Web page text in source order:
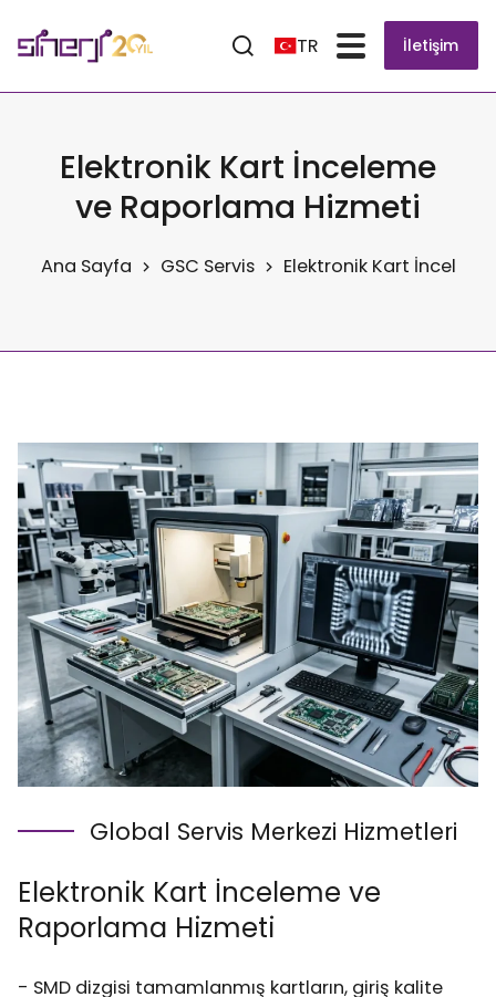
TR İletişim
Elektronik Kart İnceleme
ve Raporlama Hizmeti
Ana Sayfa GSC Servis Elektronik Kart
Global Servis Merkezi Hizmetleri
Elektronik Kart İnceleme ve
Raporlama Hizmeti
- SMD dizgisi tamamlanmış kartların, giriş kalite